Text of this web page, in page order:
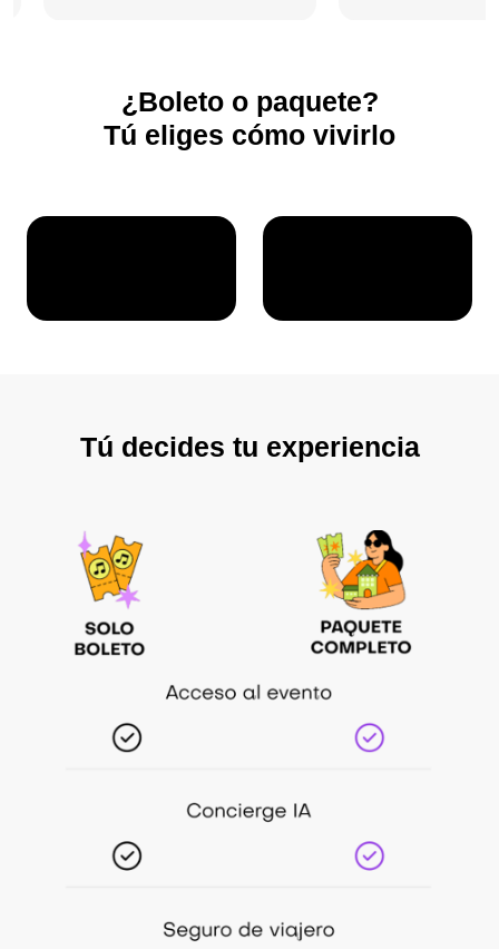
¿Boleto o paquete?
Tú eliges cómo vivirlo
Tú decides tu experiencia